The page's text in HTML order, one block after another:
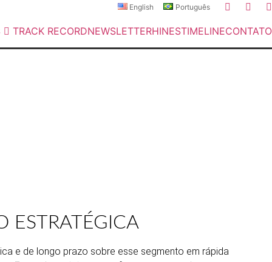
English Português
TRACK RECORDNEWSLETTERHINESTIMELINECONTATO
ESTRATÉGICA
e de longo prazo sobre esse segmento em rápida